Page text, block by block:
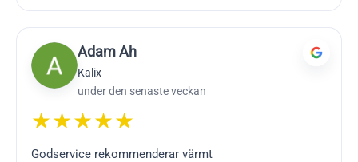
Adam Ah
Kalix
under den senaste veckan
★★★★★
Godservice rekommenderar värmt